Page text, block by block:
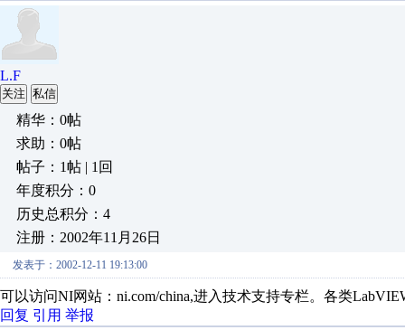
L.F
关注 私信
精华：0帖
求助：0帖
帖子：1帖 | 1回
年度积分：0
历史总积分：4
注册：2002年11月26日
发表于：2002-12-11 19:13:00
可以访问NI网站：ni.com/china,进入技术支持专栏。各类
回复 引用 举报